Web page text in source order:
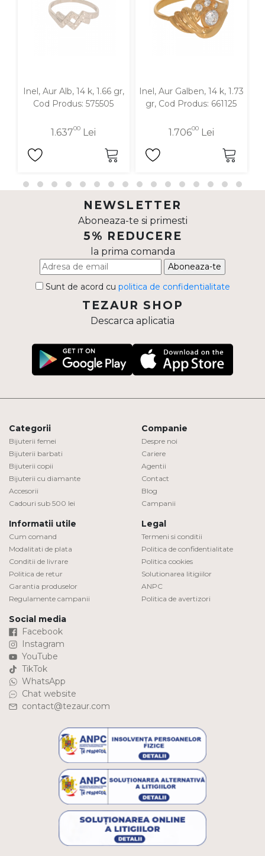
Inel, Aur Alb, 14 k, 1.66 gr,
Cod Produs: 575505
1.63700 Lei
Inel, Aur Galben, 14 k, 1.73
gr, Cod Produs: 661125
1.70600Lei
NEWSLETTER
Aboneaza-te si primesti
5% REDUCERE
la prima comanda
Aboneaza-te
Sunt de acord cu politica de confidentialitate
TEZAUR SHOP
Descarca aplicatia
Categorii
Bijuterii femei
Bijuterii barbati
Bijuterii copii
Bijuterii cu diamante
Accesorii
Cadouri sub 500 lei
Companie
Despre noi
Cariere
Agentii
Contact
Blog
Campanii
Informatii utile
Cum comand
Modalitati de plata
Conditii de livrare
Politica de retur
Garantia produselor
Regulamente campanii
Legal
Termeni si conditii
Politica de confidentialitate
Politica cookies
Solutionarea litigiilor
ANPC
Politica de avertizori
Social media
Facebook
Instagram
YouTube
TikTok
WhatsApp
Chat website
contact@tezaur.com